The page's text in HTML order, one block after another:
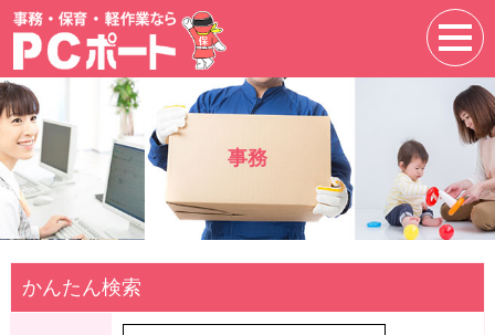
事務
かんたん検索